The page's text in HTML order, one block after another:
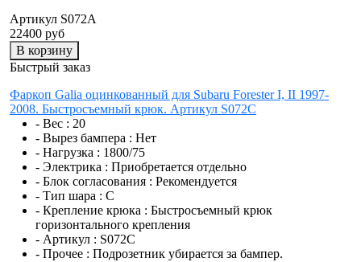
Артикул S072A
22400 руб
В корзину
Быстрый заказ
Фаркоп Galia оцинкованный для Subaru Forester I, II 1997-
2008. Быстросъемный крюк. Артикул S072C
- Вес : 20
- Вырез бампера : Нет
- Нагрузка : 1800/75
- Электрика : Приобретается отдельно
- Блок согласования : Рекомендуется
- Тип шара : C
- Крепление крюка : Быстросъемный крюк
горизонтального крепления
- Артикул : S072C
- Прочее : Подрозетник убирается за бампер.